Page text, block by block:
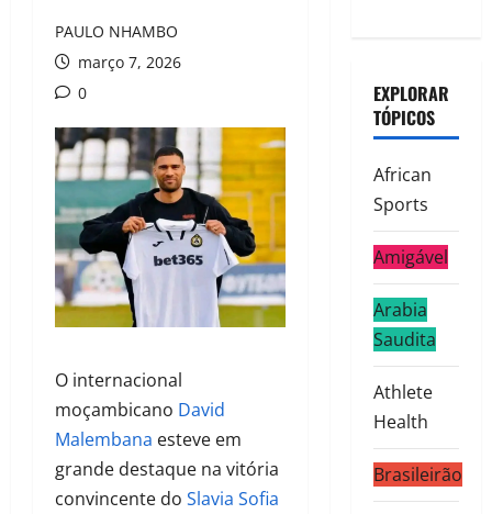
PAULO NHAMBO
março 7, 2026
0
O internacional
moçambicano David
Malembana esteve em
grande destaque na vitória
convincente do Slavia Sofia
EXPLORAR
TÓPICOS
African
Sports
Amigável
Arabia
Saudita
Athlete
Health
Brasileirão